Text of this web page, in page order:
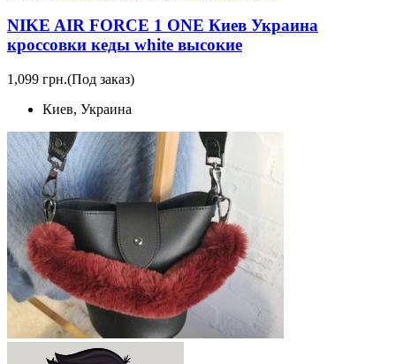
NIKE AIR FORCE 1 ONE Киев Украина
кроссовки кеды white высокие
1,099 грн.(Под заказ)
Киев, Украина